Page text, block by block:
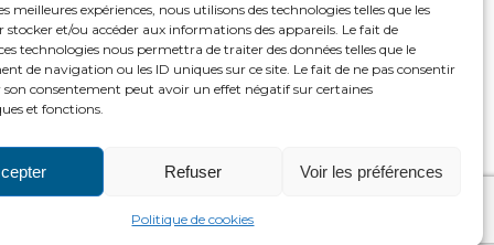
meilleures expériences, nous utilisons des technologies telles que les
stocker et/ou accéder aux informations des appareils. Le fait de
technologies nous permettra de traiter des données telles que le
de navigation ou les ID uniques sur ce site. Le fait de ne pas consentir
son consentement peut avoir un effet négatif sur certaines
et fonctions.
Refuser Voir les préférences
Politique de cookies